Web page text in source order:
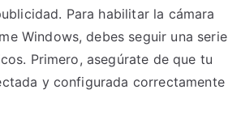
Para habilitar la cámara
Windows, debes seguir una serie
Primero, asegúrate de que tu
y configurada correctamente